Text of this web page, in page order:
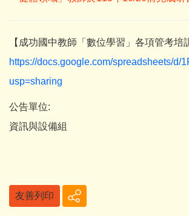
【成功國中教師「數位學習」各項管考培
https://docs.google.com/spreadsheets/
usp=sharing
公告單位:
資訊與設備組
友善列印